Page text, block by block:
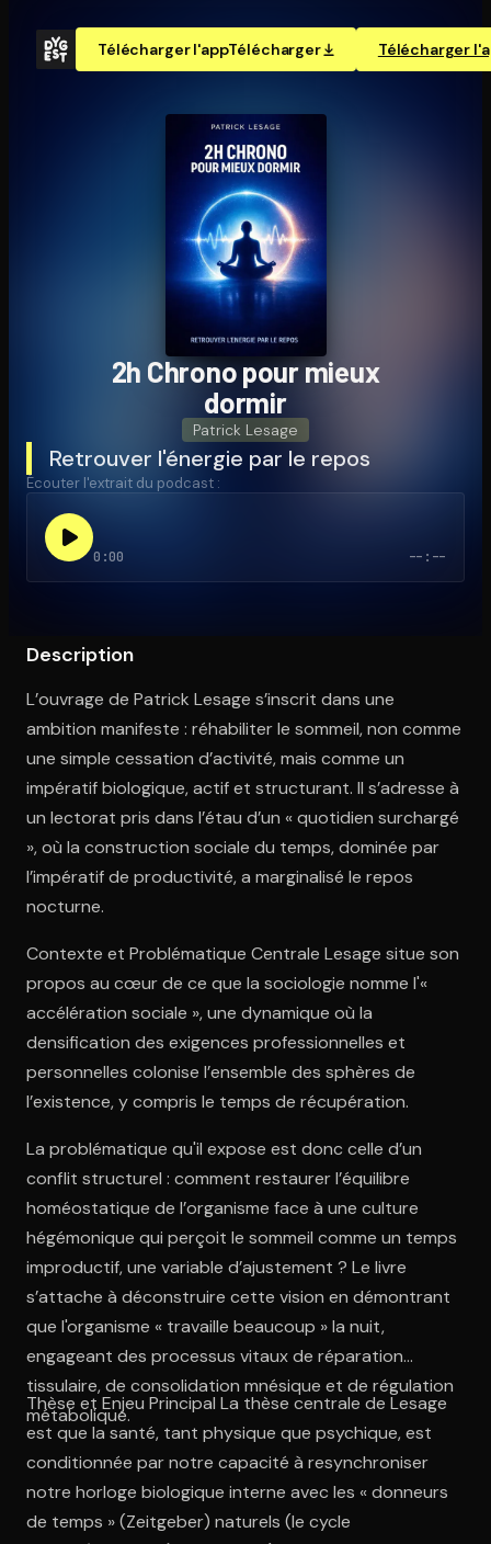
Télécharger l'appTélécharger Télécharger
Ouvre l'app Appareil photo, pointe sur le code. C'est gratuit à
2h Chrono pour mieux
dormir
Patrick Lesage
Retrouver l'énergie par le repos
Écouter l'extrait du podcast :
0:00 --:--
Description
L’ouvrage de Patrick Lesage s’inscrit dans une
ambition manifeste : réhabiliter le sommeil, non comme
une simple cessation d’activité, mais comme un
impératif biologique, actif et structurant. Il s’adresse à
un lectorat pris dans l’étau d’un « quotidien surchargé
», où la construction sociale du temps, dominée par
l’impératif de productivité, a marginalisé le repos
nocturne.
Contexte et Problématique Centrale Lesage situe son
propos au cœur de ce que la sociologie nomme l'«
accélération sociale », une dynamique où la
densification des exigences professionnelles et
personnelles colonise l’ensemble des sphères de
l’existence, y compris le temps de récupération.
La problématique qu'il expose est donc celle d’un
conflit structurel : comment restaurer l’équilibre
homéostatique de l’organisme face à une culture
hégémonique qui perçoit le sommeil comme un temps
improductif, une variable d’ajustement ? Le livre
s’attache à déconstruire cette vision en démontrant
que l'organisme « travaille beaucoup » la nuit,
engageant des processus vitaux de réparation
tissulaire, de consolidation mnésique et de régulation
métabolique.
Thèse et Enjeu Principal La thèse centrale de Lesage
est que la santé, tant physique que psychique, est
conditionnée par notre capacité à resynchroniser
notre horloge biologique interne avec les « donneurs
de temps » (Zeitgeber) naturels (le cycle